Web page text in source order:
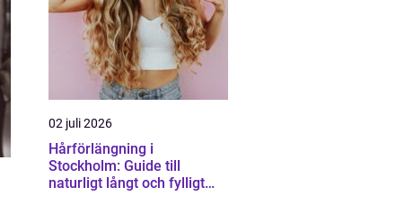
02 juli 2026
Hårförlängning i
Stockholm: Guide till
naturligt långt och fylligt